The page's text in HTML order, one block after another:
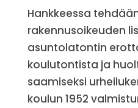
Hankkeessa
rakennusoikeuden
asuntolatontin
koulutontista ja
saamiseksi
koulun 1952